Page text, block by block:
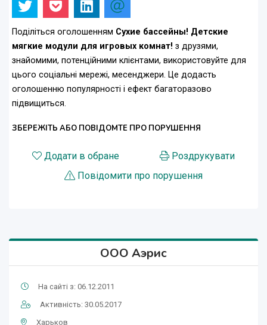
Поділіться оголошенням Cухие бассейны! Детские
мягкие модули для игровых комнат! з друзями,
знайомими, потенційними клієнтами, використовуйте для
цього соціальні мережі, месенджери. Це додасть
оголошенню популярності і ефект багаторазово
підвищиться.
ЗБЕРЕЖІТЬ АБО ПОВІДОМТЕ ПРО ПОРУШЕННЯ
Додати в обране
Роздрукувати
Повідомити про порушення
ООО Аэрис
На сайті з: 06.12.2011
Активність: 30.05.2017
Харьков